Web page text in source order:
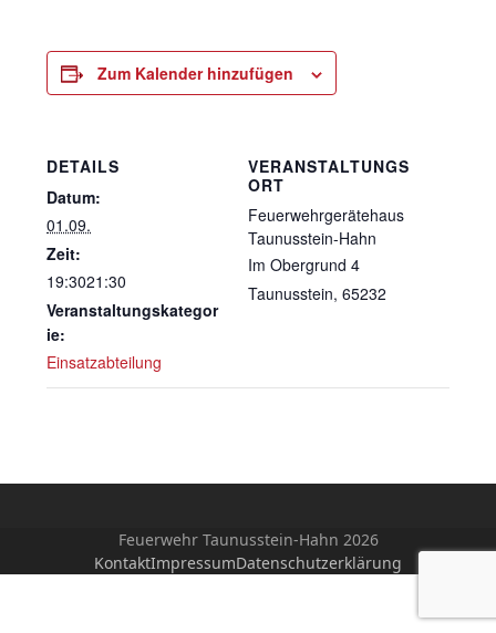
Zum Kalender hinzufügen
DETAILS
Datum:
01.09.
Zeit:
19:3021:30
Veranstaltungskategor
ie:
Einsatzabteilung
VERANSTALTUNGS
ORT
Feuerwehrgerätehaus
Taunusstein-Hahn
Im Obergrund 4
Taunusstein, 65232
Feuerwehr Taunusstein-Hahn 2026
KontaktImpressumDatenschutzerklärung